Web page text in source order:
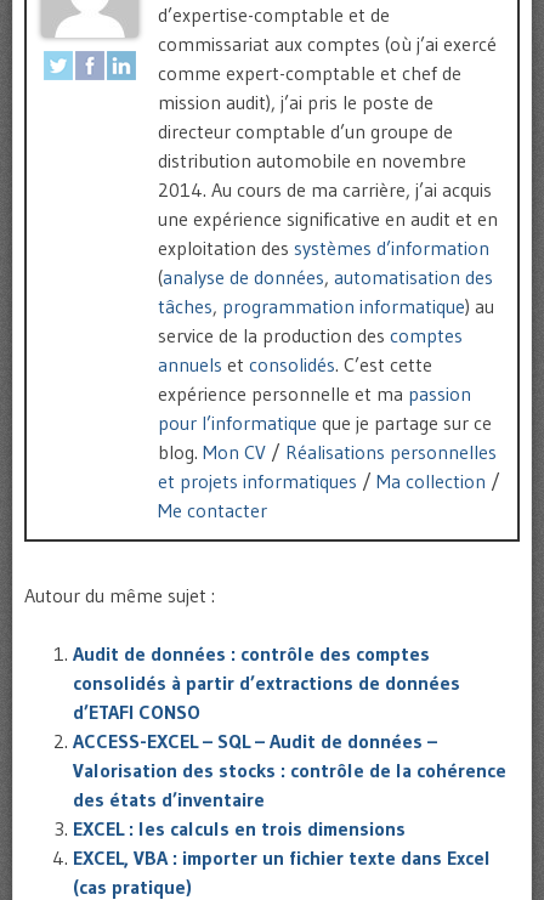
d’expertise-comptable et de
commissariat aux comptes (où j’ai exercé
comme expert-comptable et chef de
mission audit), j’ai pris le poste de
directeur comptable d’un groupe de
distribution automobile en novembre
2014. Au cours de ma carrière, j’ai acquis
une expérience significative en audit et en
exploitation des systèmes d’information
(analyse de données, automatisation des
tâches, programmation informatique) au
service de la production des comptes
annuels et consolidés. C’est cette
expérience personnelle et ma passion
pour l’informatique que je partage sur ce
blog. Mon CV / Réalisations personnelles
et projets informatiques / Ma collection /
Me contacter
Autour du même sujet :
Audit de données : contrôle des comptes
consolidés à partir d’extractions de données
d’ETAFI CONSO
ACCESS-EXCEL – SQL – Audit de données –
Valorisation des stocks : contrôle de la cohérence
des états d’inventaire
EXCEL : les calculs en trois dimensions
EXCEL, VBA : importer un fichier texte dans Excel
(cas pratique)